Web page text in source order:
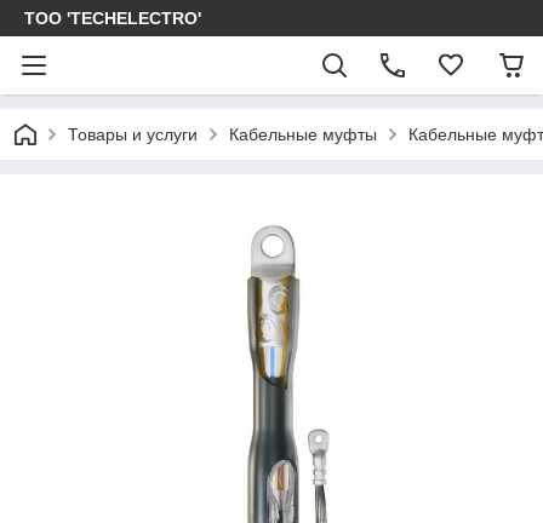
ТОО 'TECHELECTRO'
Товары и услуги Кабельные муфты Кабельные